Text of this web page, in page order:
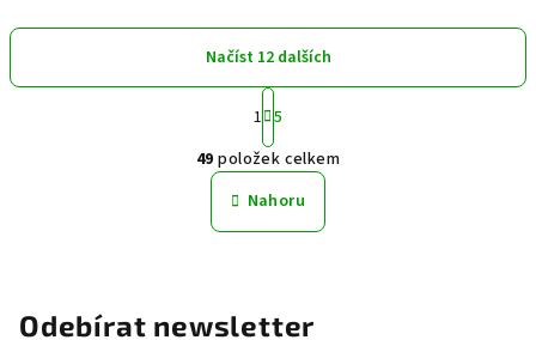
O
v
l
á
í
Načíst 12 dalších
S
t
r
á
n
k
o
í
1 5
49 položek celkem
Nahoru
Odebírat newsletter